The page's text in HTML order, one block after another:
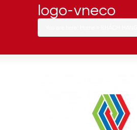
logo-vneco